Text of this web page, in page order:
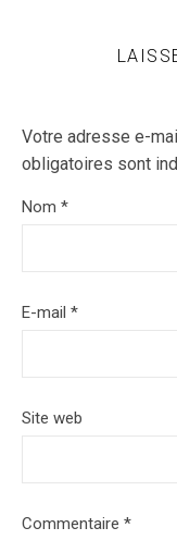
Votre adresse e-
obligatoires sont
Nom *
E-mail *
Site web
Commentaire *